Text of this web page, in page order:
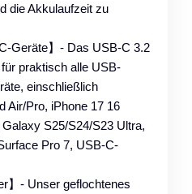
die Akkulaufzeit zu
Geräte】- Das USB-C 3.2
praktisch alle USB-
einschließlich
Air/Pro, iPhone 17 16
S25/S24/S23 Ultra,
Pro 7, USB-C-
】- Unser geflochtenes